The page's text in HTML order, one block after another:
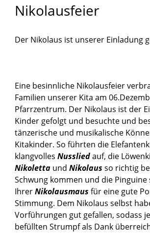
Nikolausfeier
Der Nikolaus ist unserer Einladung
Eine besinnliche Nikolausfeier
Familien unserer Kita am
Pfarrzentrum. Der Nikolaus ist der
Kinder gefolgt und besuchte und
tänzerische und musikalische
Kitakinder. So führten die
klangvolles Nussliedauf, die
Nikoletta und Nikolaus so richtig
Schwung kommen und die
IhrerNikolausmaus für eine gute
Stimmung. Dem Nikolaus selbst
Vorführungen gut gefallen, sodass
befüllten Strumpf als Dank